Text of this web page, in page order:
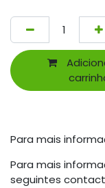
Para mais
Para mais
seguintes